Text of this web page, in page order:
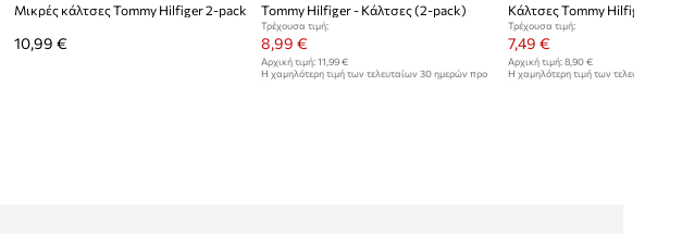
Μικρές κάλτσες Tommy Hilfiger 2-pack
10,99 €
Tommy Hilfiger - Κάλτσες (2-pack)
Τρέχουσα τιμή:
8,99 €
Αρχική τιμή:11,99 €
Η χαμηλότερη τιμή των τελευταίων 30 ημερών προ
Κάλτσες Tommy Hilfiger
Τρέχουσα τιμή:
7,49 €
Αρχική τιμή: 8,90 €
Η χαμηλότερη τιμή των τελευταίων